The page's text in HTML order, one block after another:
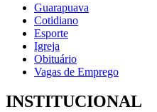
Guarapuava
Cotidiano
Esporte
Igreja
Obituário
Vagas de Emprego
INSTITUCIONAL